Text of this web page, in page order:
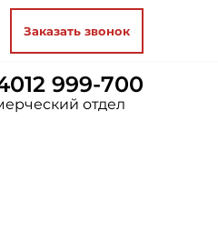
Заказать звонок
999-700
отдел